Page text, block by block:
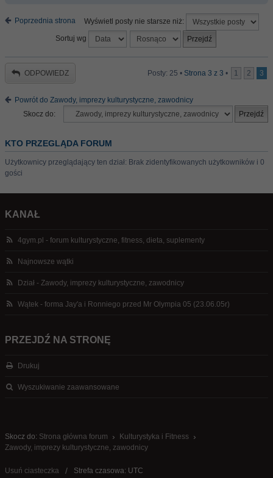
Poprzednia strona
Wyświetl posty nie starsze niż:
Sortuj wg
ODPOWIEDZ Posty: 25 • Strona 3 z 3 • 1 2 3
Powrót do Zawody, imprezy kulturystyczne, zawodnicy
Skocz do:
KTO PRZEGLĄDA FORUM
Użytkownicy przeglądający ten dział: Brak zidentyfikowanych użytkowników i 0
gości
KANAŁ
4gym.pl - forum kulturystyczne, fitness, dieta, suplementy
Najnowsze wątki
Dział - Zawody, imprezy kulturystyczne, zawodnicy
Wątek - forma Jay'a i Ronniego przed Mr Olympia 05 (23.06.05r)
PRZEJDŹ NA STRONĘ
Drukuj
Wyszukiwanie zaawansowane
Skocz do: Strona główna forum
Kulturystyka i Fitness
Zawody, imprezy kulturystyczne, zawodnicy
Usuń ciasteczka Strefa czasowa: UTC